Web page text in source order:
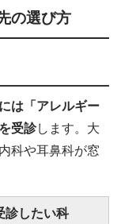
の選び方
は「アレルギー
受診します。大
科や耳鼻科が窓
診したい科